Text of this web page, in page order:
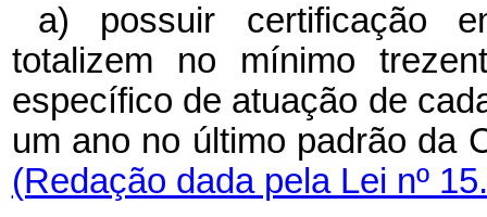
a) possuir certificação
totalizem no mínimo
específico de atuação de
um ano no último padrão
(Redação dada pela Lei nº